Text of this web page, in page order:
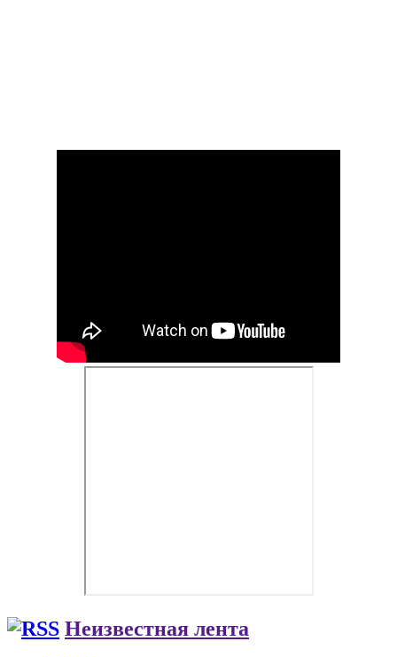
Неизвестная лента